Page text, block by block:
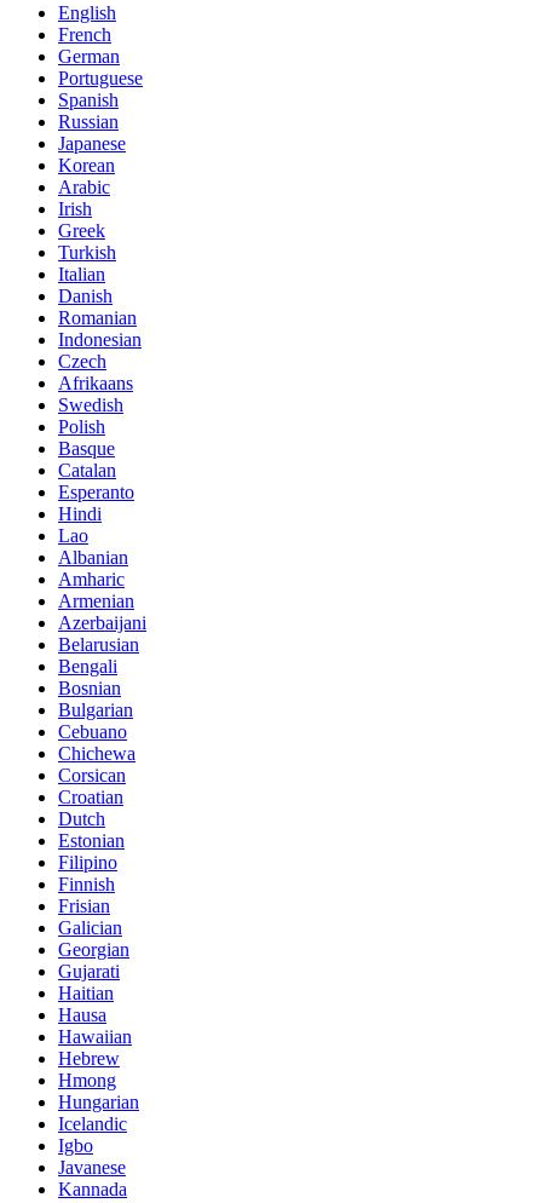
English
French
German
Portuguese
Spanish
Russian
Japanese
Korean
Arabic
Irish
Greek
Turkish
Italian
Danish
Romanian
Indonesian
Czech
Afrikaans
Swedish
Polish
Basque
Catalan
Esperanto
Hindi
Lao
Albanian
Amharic
Armenian
Azerbaijani
Belarusian
Bengali
Bosnian
Bulgarian
Cebuano
Chichewa
Corsican
Croatian
Dutch
Estonian
Filipino
Finnish
Frisian
Galician
Georgian
Gujarati
Haitian
Hausa
Hawaiian
Hebrew
Hmong
Hungarian
Icelandic
Igbo
Javanese
Kannada